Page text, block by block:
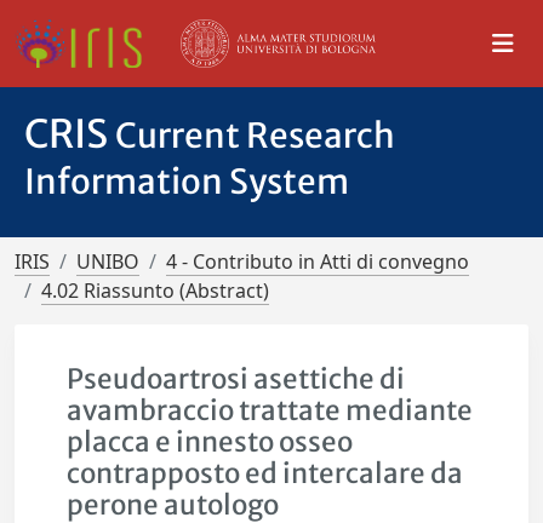
CRIS Current Research
Information System
IRIS UNIBO
4 - Contributo in Atti di convegno
4.02 Riassunto (Abstract)
Pseudoartrosi asettiche di
avambraccio trattate mediante
placca e innesto osseo
contrapposto ed intercalare da
perone autologo